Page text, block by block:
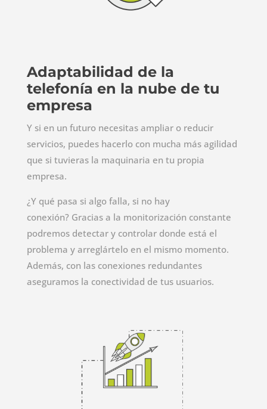
Adaptabilidad de la
telefonía en la nube de tu
empresa
Y si en un futuro necesitas ampliar o reducir
servicios, puedes hacerlo con mucha más agilidad
que si tuvieras la maquinaria en tu propia
empresa.
¿Y qué pasa si algo falla, si no hay
conexión? Gracias a la monitorización constante
podremos detectar y controlar donde está el
problema y arreglártelo en el mismo momento.
Además, con las conexiones redundantes
aseguramos la conectividad de tus usuarios.